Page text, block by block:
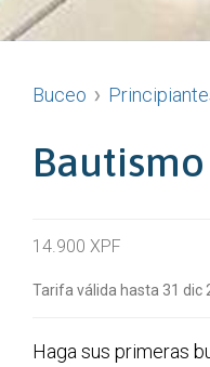
Buceo
14.900 XPF
Tarifa válida hasta 31 dic
Haga sus primeras